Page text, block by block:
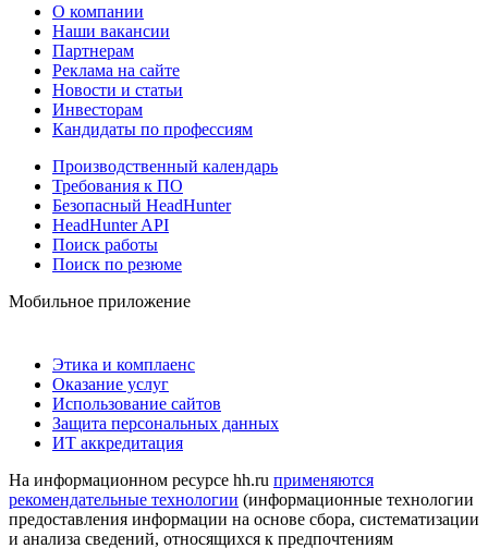
О компании
Наши вакансии
Партнерам
Реклама на сайте
Новости и статьи
Инвесторам
Кандидаты по профессиям
Производственный календарь
Требования к ПО
Безопасный HeadHunter
HeadHunter API
Поиск работы
Поиск по резюме
Мобильное приложение
Этика и комплаенс
Оказание услуг
Использование сайтов
Защита персональных данных
ИТ аккредитация
На информационном ресурсе hh.ru применяются
рекомендательные технологии (информационные технологии
предоставления информации на основе сбора, систематизации
и анализа сведений, относящихся к предпочтениям